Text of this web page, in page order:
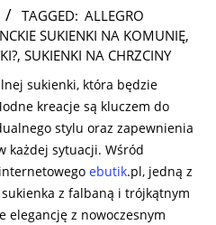
TAGGED: ALLEGRO
SUKIENKI NA KOMUNIĘ,
, SUKIENKI NA CHRZCINY
sukienki, która będzie
kreacje są kluczem do
stylu oraz zapewnienia
każdej sytuacji. Wśród
ebutik.pl, jedną z
z falbaną i trójkątnym
elegancję z nowoczesnym